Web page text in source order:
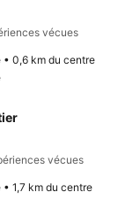
vécues
0,6 km du centre
vécues
1,7 km du centre